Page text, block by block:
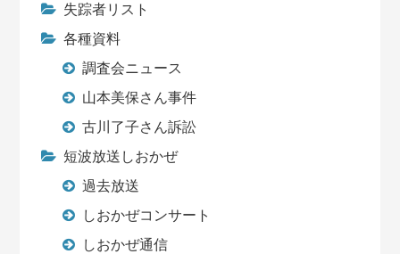
失踪者リスト
各種資料
調査会ニュース
山本美保さん事件
古川了子さん訴訟
短波放送しおかぜ
過去放送
しおかぜコンサート
しおかぜ通信